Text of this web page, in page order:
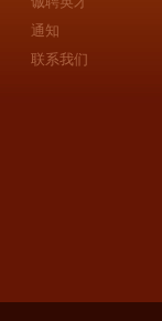
通知
联系我们